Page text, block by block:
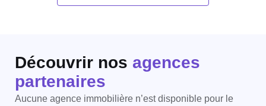
Découvrir nos agences
partenaires
Aucune agence immobilière n’est disponible pour le